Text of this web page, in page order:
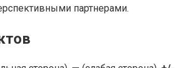
партнерами.